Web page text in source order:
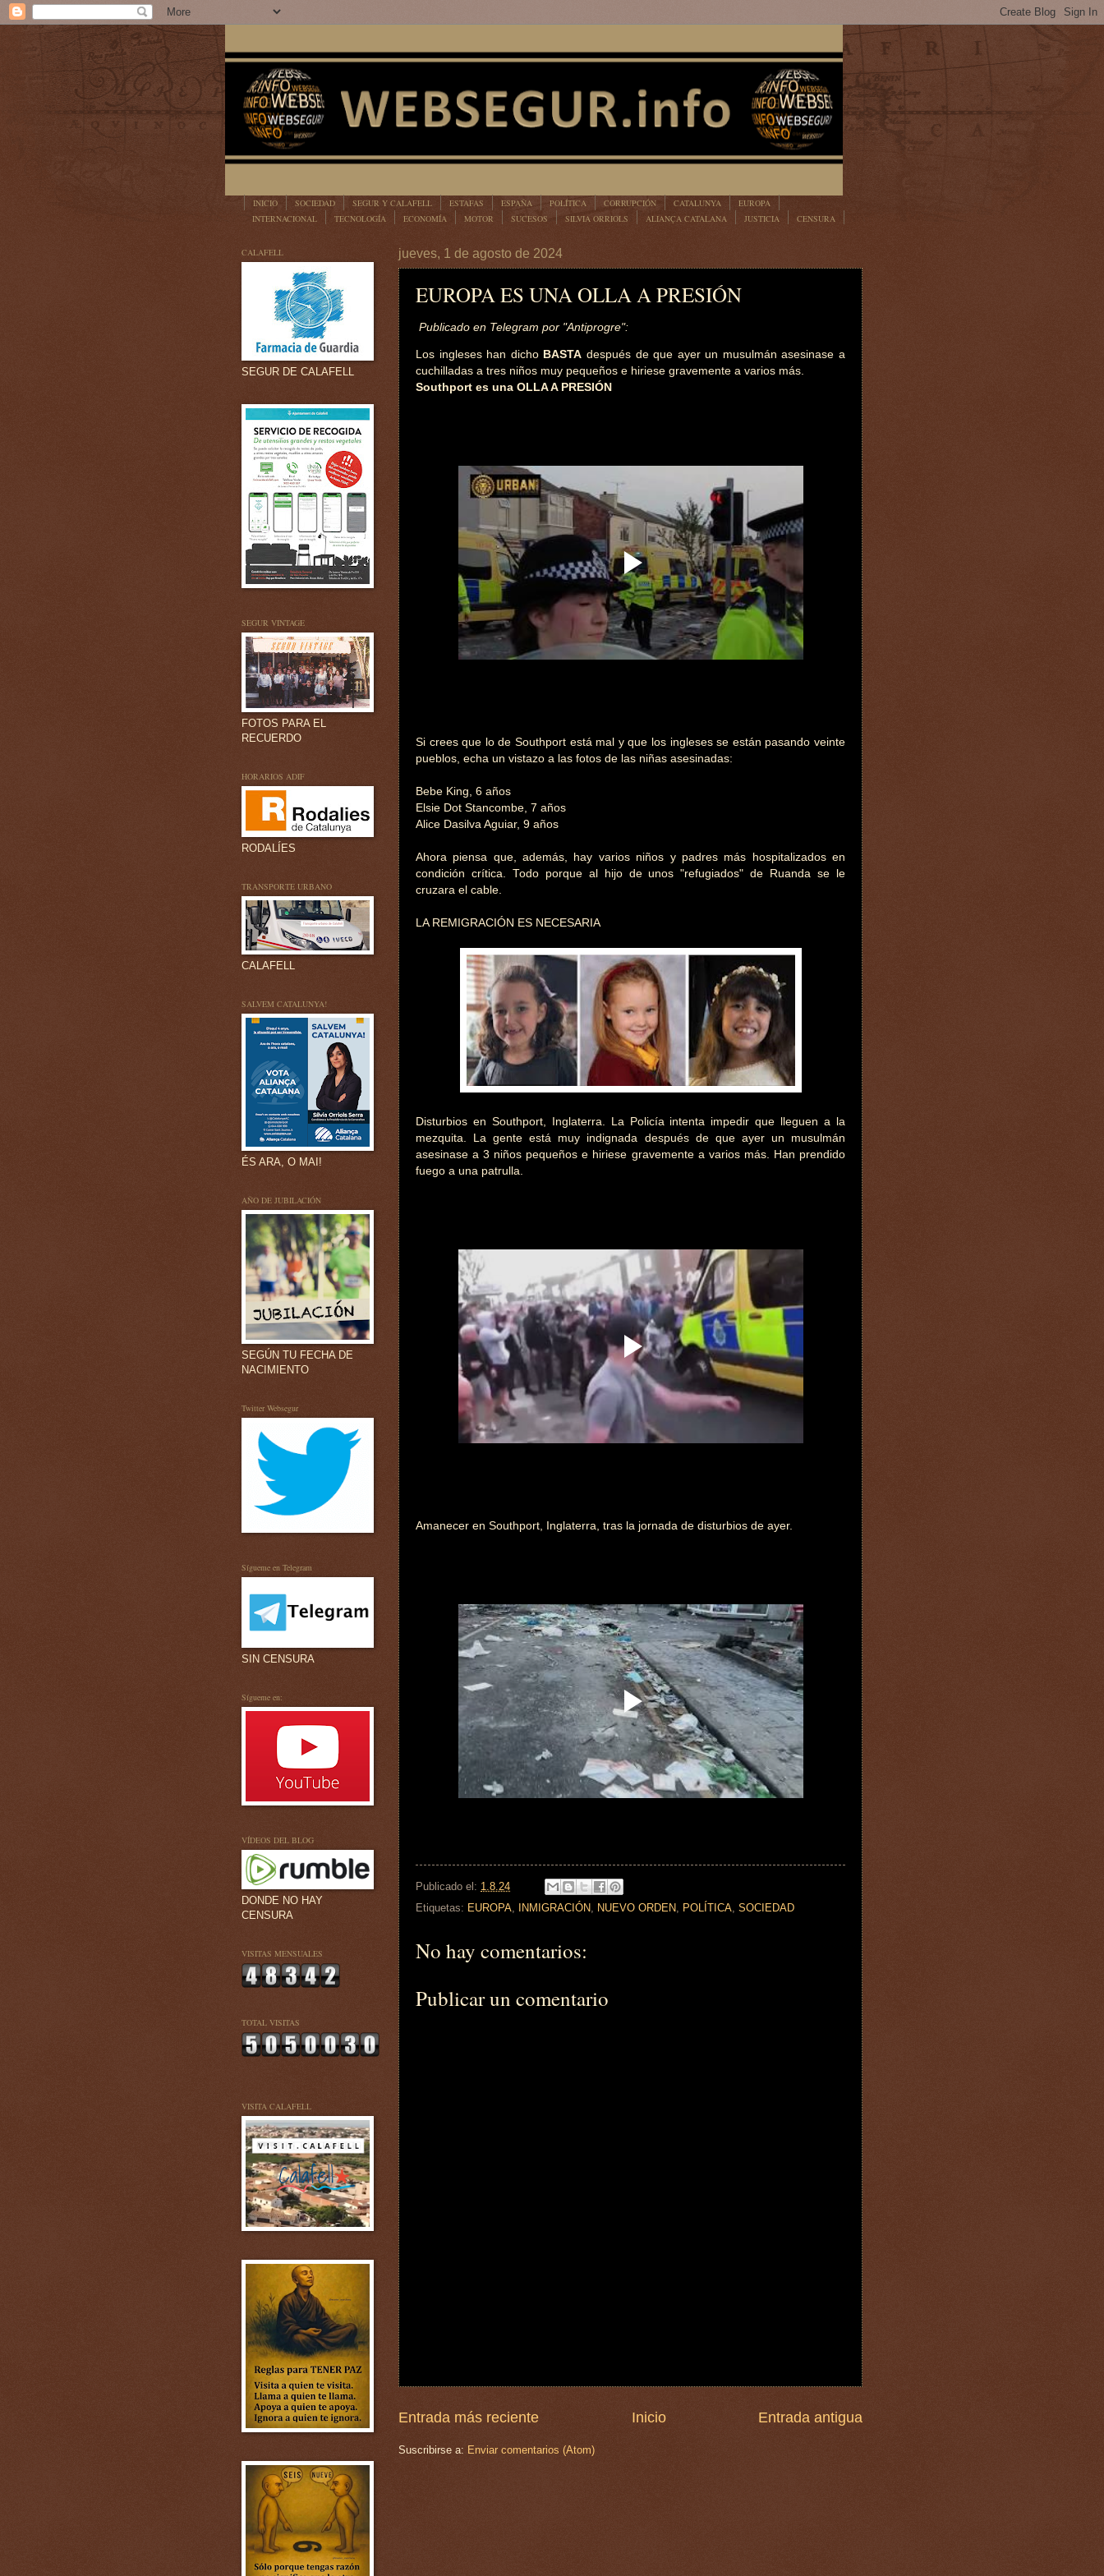
INICIO SOCIEDAD SEGUR Y CALAFELL ESTAFAS ESPAÑA POLÍTICA CORRUPCIÓN CATALUNYA
EUROPA
INTERNACIONAL
TECNOLOGÍA ECONOMÍA MOTOR SUCESOS SILVIA ORRIOLS ALIANÇA CATALANA JUSTICIA
CENSURA
jueves, 1 de agosto de 2024
EUROPA ES UNA OLLA A PRESIÓN
Publicado en Telegram por "Antiprogre":
Los ingleses han dichoBASTA después de que ayer un musulmán asesinase a
cuchilladas a tres niños muy pequeños e hiriese gravemente a varios más.
Southport es una OLLA A PRESIÓN
Si crees que lo de Southport está mal y que los ingleses se están pasando veinte
pueblos, echa un vistazo a las fotos de las niñas asesinadas:
Bebe King, 6 años
Elsie Dot Stancombe, 7 años
Alice Dasilva Aguiar, 9 años
Ahora piensa que, además, hay varios niños y padres más hospitalizados en
condición crítica. Todo porque al hijo de unos "refugiados" de Ruanda se le
cruzara el cable.
LA REMIGRACIÓN ES NECESARIA
Disturbios en Southport, Inglaterra. La Policía intenta impedir que lleguen a la
mezquita. La gente está muy indignada después de que ayer un musulmán
asesinase a 3 niños pequeños e hiriese gravemente a varios más. Han prendido
fuego a una patrulla.
Amanecer en Southport, Inglaterra, tras la jornada de disturbios de ayer.
Publicado el: 1.8.24
Etiquetas: EUROPA, INMIGRACIÓN, NUEVO ORDEN, POLÍTICA, SOCIEDAD
No hay comentarios:
Publicar un comentario
Entrada más reciente Entrada antigua
Inicio
Suscribirse a: Enviar comentarios (Atom)
CALAFELL
SEGUR DE CALAFELL
SEGUR VINTAGE
FOTOS PARA EL
RECUERDO
HORARIOS ADIF
RODALÍES
TRANSPORTE URBANO
CALAFELL
SALVEM CATALUNYA!
ÉS ARA, O MAI!
AÑO DE JUBILACIÓN
SEGÚN TU FECHA DE
NACIMIENTO
Twitter Websegur
Sígueme en Telegram
SIN CENSURA
Sígueme en:
VÍDEOS DEL BLOG
DONDE NO HAY
CENSURA
VISITAS MENSUALES
TOTAL VISITAS
VISITA CALAFELL